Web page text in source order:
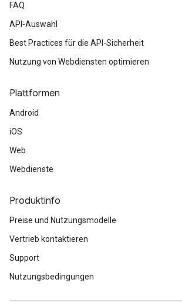
FAQ
API-Auswahl
Best Practices für die API-Sicherheit
Nutzung von Webdiensten optimieren
Plattformen
Android
iOS
Web
Webdienste
Produktinfo
Preise und Nutzungsmodelle
Vertrieb kontaktieren
Support
Nutzungsbedingungen